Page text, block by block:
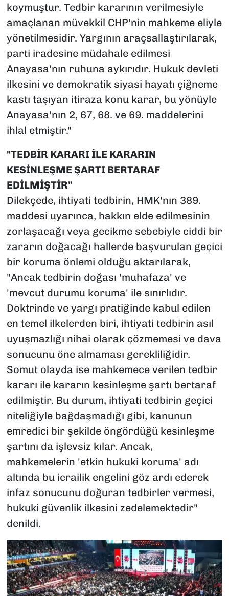
koymuştur. Tedbir kararının verilmesiyle
amaçlanan müvekkil CHP'nin mahkeme eliyle
yönetilmesidir. Yargının araçsallaştırılarak,
parti iradesine müdahale edilmesi
Anayasa'nın ruhuna aykırıdır. Hukuk devleti
ilkesini ve demokratik siyasi hayatı çiğneme
kastı taşıyan itiraza konu karar, bu yönüyle
Anayasa'nın 2, 67, 68. ve 69. maddelerini
ihlal etmiştir."
"TEDBİR KARARI İLE KARARIN
KESİNLEŞME ŞARTI BERTARAF
EDİLMİŞTİR"
Dilekçede, ihtiyati tedbirin, HMK'nın 389.
maddesi uyarınca, hakkın elde edilmesinin
zorlaşacağı veya gecikme sebebiyle ciddi bir
zararın doğacağı hallerde başvurulan geçici
bir koruma önlemi olduğu aktarılarak,
"Ancak tedbirin doğası 'muhafaza' ve
'mevcut durumu koruma' ile sınırlıdır.
Doktrinde ve yargı pratiğinde kabul edilen
en temel ilkelerden biri, ihtiyati tedbirin asıl
uyuşmazlığı nihai olarak çözmemesi ve dava
sonucunu öne almaması gerekliliğidir.
Somut olayda ise mahkemece verilen tedbir
kararı ile kararın kesinleşme şartı bertaraf
edilmiştir. Bu durum, ihtiyati tedbirin geçici
niteliğiyle bağdaşmadığı gibi, kanunun
emredici bir şekilde öngördüğü kesinleşme
şartını da işlevsiz kılar. Ancak,
mahkemelerin 'etkin hukuki koruma' adı
altında bu icrailik engelini göz ardı ederek
infaz sonucunu doğuran tedbirler vermesi,
hukuki güvenlik ilkesini zedelemektedir"
denildi.